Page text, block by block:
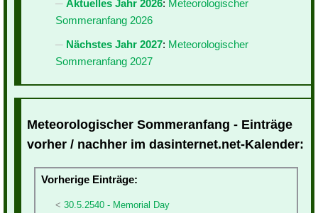
Aktuelles Jahr 2026: Meteorologischer
Sommeranfang 2026
Nächstes Jahr 2027: Meteorologischer
Sommeranfang 2027
Meteorologischer Sommeranfang - Einträge
vorher / nachher im dasinternet.net-Kalender:
Vorherige Einträge:
30.5.2540 - Memorial Day